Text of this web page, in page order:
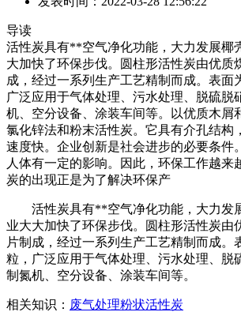
导读
活性炭具有**空气净化功能，大力发展椰
大加快了环保步伐。圆柱形活性炭由优质
成，经过一系列生产工艺精制而成。表面
广泛应用于气体处理、污水处理、脱硫脱
机、空分设备、涂装车间等。以优质木屑
氯化锌法和粉末活性炭。它具有介孔结构
速度快。企业创新是社会进步的必要条件
人体有一定的影响。因此，环保工作越来
炭的出现正是为了解决环保产
活性炭具有**空气净化功能，大力发
业大大加快了环保步伐。圆柱形活性炭由
片制成，经过一系列生产工艺精制而成。
粒，广泛应用于气体处理、污水处理、脱
制氮机、空分设备、涂装车间等。
相关知识： 废气处理粉状活性炭